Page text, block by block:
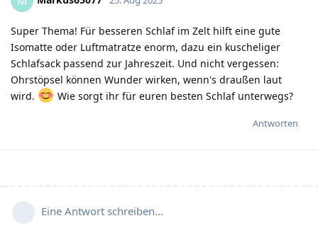
Super Thema! Für besseren Schlaf im Zelt hilft eine gute
Isomatte oder Luftmatratze enorm, dazu ein kuscheliger
Schlafsack passend zur Jahreszeit. Und nicht vergessen:
Ohrstöpsel können Wunder wirken, wenn's draußen laut
wird.
Wie sorgt ihr für euren besten Schlaf unterwegs?
Antworten
Eine Antwort schreiben…